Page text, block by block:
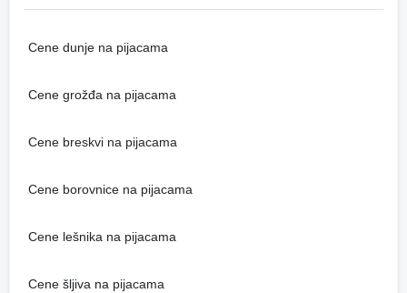
Cene dunje na pijacama
Cene grožđa na pijacama
Cene breskvi na pijacama
Cene borovnice na pijacama
Cene lešnika na pijacama
Cene šljiva na pijacama